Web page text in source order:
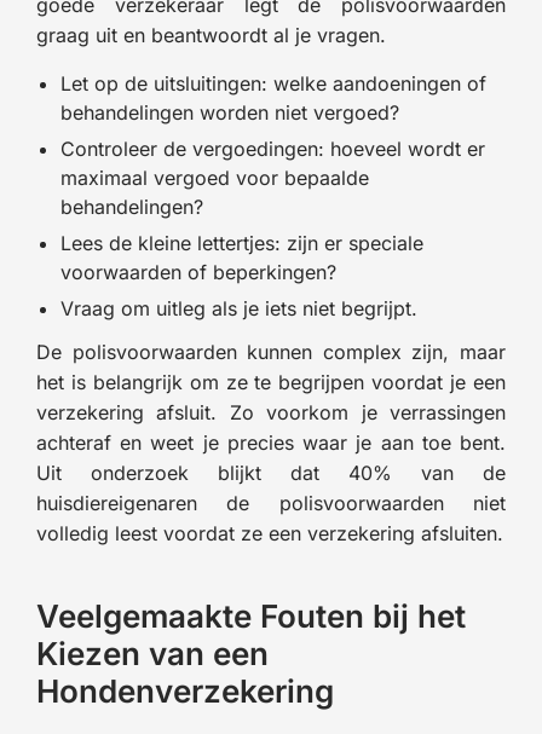
graag uit en beantwoordt al je vragen.
Let op de uitsluitingen: welke aandoeningen of
behandelingen worden niet vergoed?
Controleer de vergoedingen: hoeveel wordt er
maximaal vergoed voor bepaalde
behandelingen?
Lees de kleine lettertjes: zijn er speciale
voorwaarden of beperkingen?
Vraag om uitleg als je iets niet begrijpt.
De polisvoorwaarden kunnen complex zijn, maar
het is belangrijk om ze te begrijpen voordat je een
verzekering afsluit. Zo voorkom je verrassingen
achteraf en weet je precies waar je aan toe bent.
Uit onderzoek blijkt dat 40% van de
huisdiereigenaren de polisvoorwaarden niet
volledig leest voordat ze een verzekering afsluiten.
Veelgemaakte Fouten bij het
Kiezen van een
Hondenverzekering